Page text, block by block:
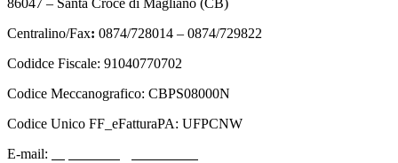
86047 – Santa Croce di Magliano (CB)
Centralino/Fax: 0874/728014 – 0874/729822
Codidce Fiscale: 91040770702
Codice Meccanografico: CBPS08000N
Codice Unico FF_eFatturaPA: UFPCNW
E-mail: